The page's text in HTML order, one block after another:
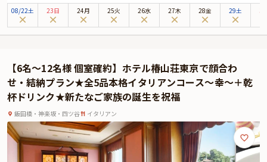
周りを気にせずご両家だけのプライベート空間でごゆっくりとお過ごしいただ
けるよう昭和モダンの落ち着いた雰囲気の個室へご案内いたします。4名～最
お料理を五感でお楽しみください。その他、おめでたい席に相応しい豪華食材
を使用した華やかなお料理の数々がテーブルを彩ります。
さらには乾杯用のドリンクをお一人様一杯ずつご提供いたしますので、お食事
とともにお楽しみください。
贅を尽くした和食会席と一流ホテルならではの丁寧な接客で大切なお顔合わせ
が特別なひとときとなるようおもてなしいたします。
08/22土 23日 24月 25火 26水 27木 28金 29土
【6名～12名様 個室確約】ホテル椿山荘東京で顔合わ
せ・結納プラン★全5品本格イタリアンコース～幸～＋乾
杯ドリンク★新たなご家族の誕生を祝福
飯田橋・神楽坂・四ツ谷 イタリアン